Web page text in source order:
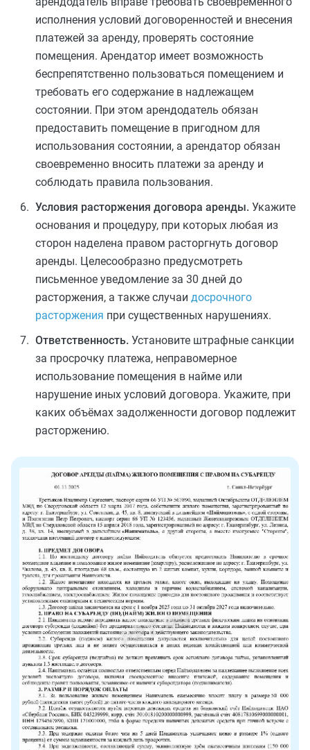
исполнения условий договоренностей и внесения
платежей за аренду, проверять состояние
помещения. Арендатор имеет возможность
беспрепятственно пользоваться помещением и
требовать его содержание в надлежащем
состоянии. При этом арендодатель обязан
предоставить помещение в пригодном для
использования состоянии, а арендатор обязан
своевременно вносить платежи за аренду и
соблюдать правила пользования.
Условия расторжения договора аренды. Укажите
основания и процедуру, при которых любая из
сторон наделена правом расторгнуть договор
аренды. Целесообразно предусмотреть
письменное уведомление за 30 дней до
расторжения, а также случаи досрочного
расторжения при существенных нарушениях.
Ответственность. Установите штрафные санкции
за просрочку платежа, неправомерное
использование помещения в найме или
нарушение иных условий договора. Укажите, при
каких объёмах задолженности договор подлежит
расторжению.